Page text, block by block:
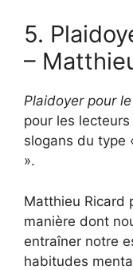
5.
–
Plaidoyer pour
pour les
slogans du type
».
Matthieu Ricard
manière dont
entraîner notre
habitudes